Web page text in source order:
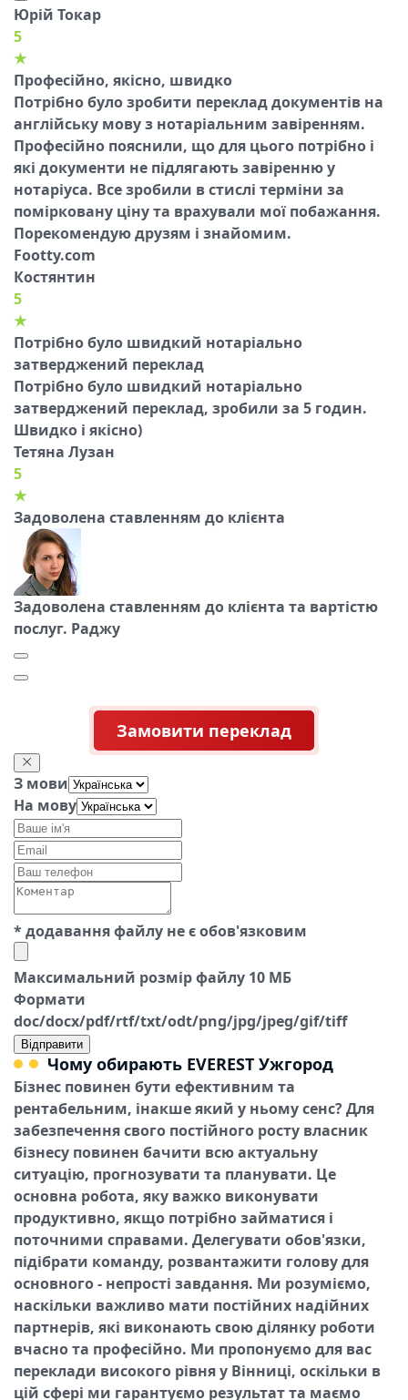
Юрій Токар
5
★
Професійно, якісно, швидко
Потрібно було зробити переклад документів на
англійську мову з нотаріальним завіренням.
Професійно пояснили, що для цього потрібно і
які документи не підлягають завіренню у
нотаріуса. Все зробили в стислі терміни за
помірковану ціну та врахували мої побажання.
Порекомендую друзям і знайомим.
Footty.com
Костянтин
5
★
Потрібно було швидкий нотаріально
затверджений переклад
Потрібно було швидкий нотаріально
затверджений переклад, зробили за 5 годин.
Швидко і якісно)
Тетяна Лузан
5
★
Задоволена ставленням до клієнта
Задоволена ставленням до клієнта та вартістю
послуг. Раджу
Замовити переклад
З мови
На мову
* додавання файлу не є обов'язковим
Максимальний розмір файлу 10 МБ
Формати
doc/docx/pdf/rtf/txt/odt/png/jpg/jpeg/gif/tiff
Відправити
Чому обирають EVEREST Ужгород
Бізнес повинен бути ефективним та
рентабельним, інакше який у ньому сенс? Для
забезпечення свого постійного росту власник
бізнесу повинен бачити всю актуальну
ситуацію, прогнозувати та планувати. Це
основна робота, яку важко виконувати
продуктивно, якщо потрібно займатися і
поточними справами. Делегувати обов'язки,
підібрати команду, розвантажити голову для
основного - непрості завдання. Ми розуміємо,
наскільки важливо мати постійних надійних
партнерів, які виконають свою ділянку роботи
вчасно та професійно. Ми пропонуємо для вас
переклади високого рівня у Вінниці, оскільки в
цій сфері ми гарантуємо результат та маємо